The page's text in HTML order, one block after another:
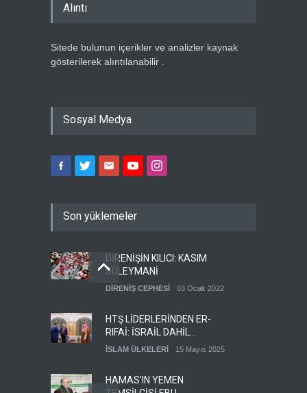
Alıntı
Sitede bulunun içerikler ve analizler kaynak
gösterilerek alıntılanabilir .
Sosyal Medya
Son yüklemeler
DİRENİŞİN KILICI: KASIM
SÜLEYMANİ
DİRENİŞ CEPHESİ 03 Ocak 2022
HTŞ LİDERLERİNDEN ER-
RIFAİ: İSRAİL DAHİL
HERKESLE BARIŞ
İSLAM ÜLKELERİ 15 Mayıs 2025
HAMAS'IN YEMEN